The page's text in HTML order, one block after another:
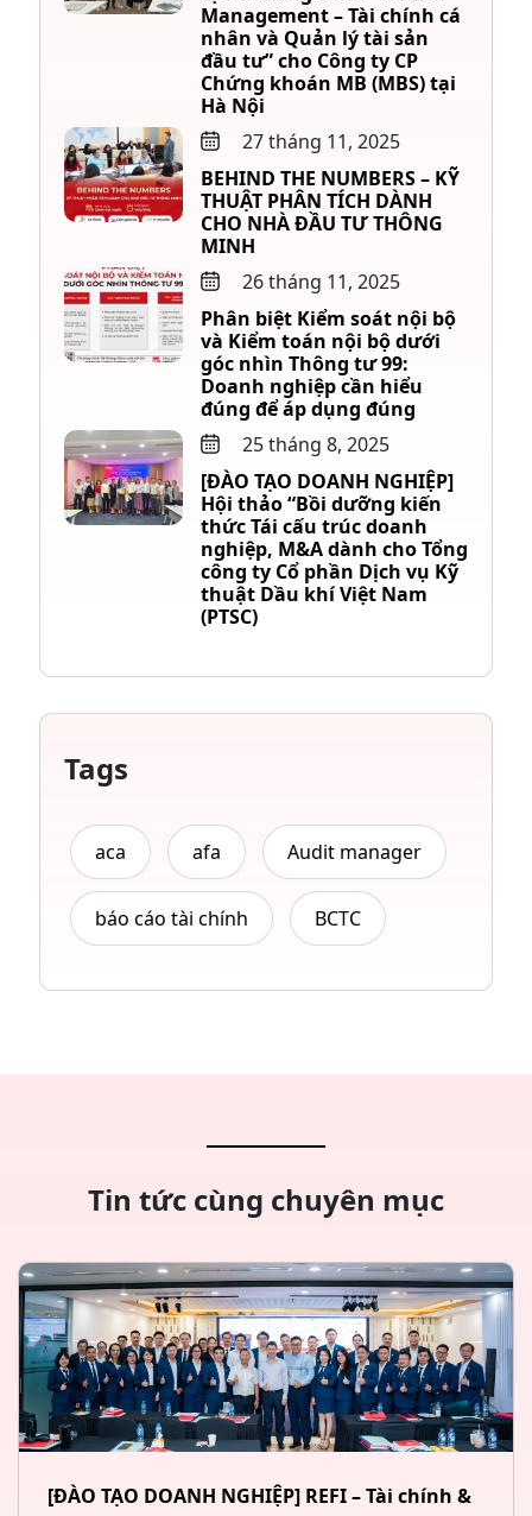
Management – Tài chính cá
nhân và Quản lý tài sản
đầu tư” cho Công ty CP
Chứng khoán MB (MBS) tại
Hà Nội
27 tháng 11, 2025
BEHIND THE NUMBERS – KỸ
THUẬT PHÂN TÍCH DÀNH
CHO NHÀ ĐẦU TƯ THÔNG
MINH
26 tháng 11, 2025
Phân biệt Kiểm soát nội bộ
và Kiểm toán nội bộ dưới
góc nhìn Thông tư 99:
Doanh nghiệp cần hiểu
đúng để áp dụng đúng
25 tháng 8, 2025
[ĐÀO TẠO DOANH NGHIỆP]
Hội thảo “Bồi dưỡng kiến
thức Tái cấu trúc doanh
nghiệp, M&A dành cho Tổng
công ty Cổ phần Dịch vụ Kỹ
thuật Dầu khí Việt Nam
(PTSC)
Tags
aca afa Audit manager
báo cáo tài chính BCTC
Tin tức cùng chuyên mục
[ĐÀO TẠO DOANH NGHIỆP] REFI – Tài chính &